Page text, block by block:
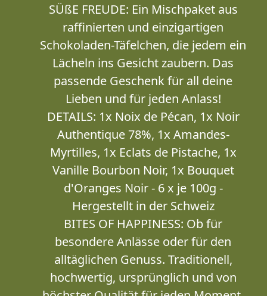
SÜßE FREUDE: Ein Mischpaket aus
raffinierten und einzigartigen
Schokoladen-Täfelchen, die jedem ein
Lächeln ins Gesicht zaubern. Das
passende Geschenk für all deine
Lieben und für jeden Anlass!
DETAILS: 1x Noix de Pécan, 1x Noir
Authentique 78%, 1x Amandes-
Myrtilles, 1x Eclats de Pistache, 1x
Vanille Bourbon Noir, 1x Bouquet
d'Oranges Noir - 6 x je 100g -
Hergestellt in der Schweiz
BITES OF HAPPINESS: Ob für
besondere Anlässe oder für den
alltäglichen Genuss. Traditionell,
hochwertig, ursprünglich und von